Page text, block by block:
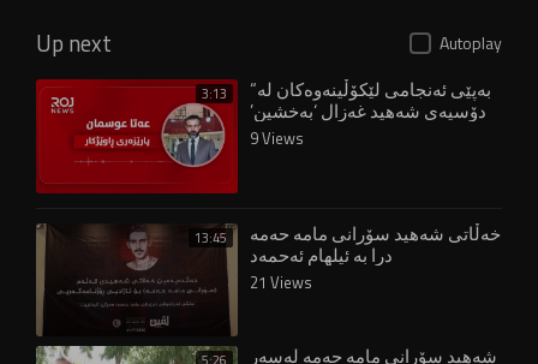
Up next Autoplay
3:13 “بەپێی ئەنجامی لێکۆڵینەوەکان لە
دۆسیەی شەهید غەزال ‘بەخشین’
9 Views
13:45 خەڵاتی شەهید سۆرانی مامە حەمە
درا بە ئیلهام ئەحمەد
21 Views
شەهید سۆرانی مامە حەمە لەسەر